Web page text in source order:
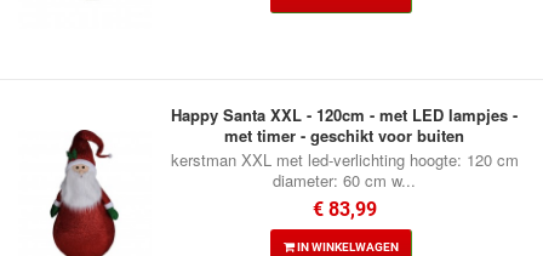
Happy Santa XXL - 120cm - met LED lampjes -
met timer - geschikt voor buiten
kerstman XXL met led-verlichting hoogte: 120 cm
diameter: 60 cm w...
€ 83,99
IN WINKELWAGEN